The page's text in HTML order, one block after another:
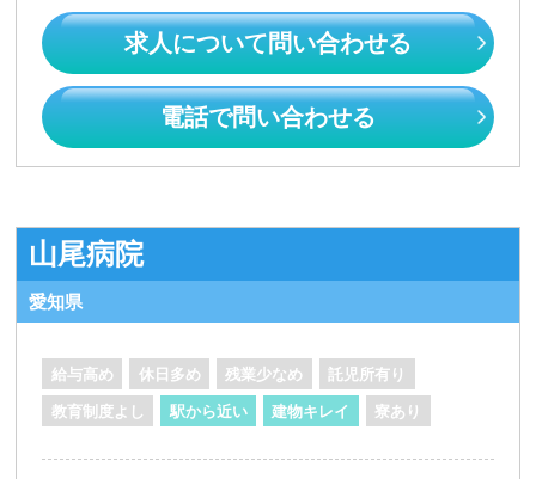
求人について問い合わせる
電話で問い合わせる
山尾病院
愛知県
給与高め 休日多め 残業少なめ 託児所有り
教育制度よし 駅から近い 建物キレイ 寮あり